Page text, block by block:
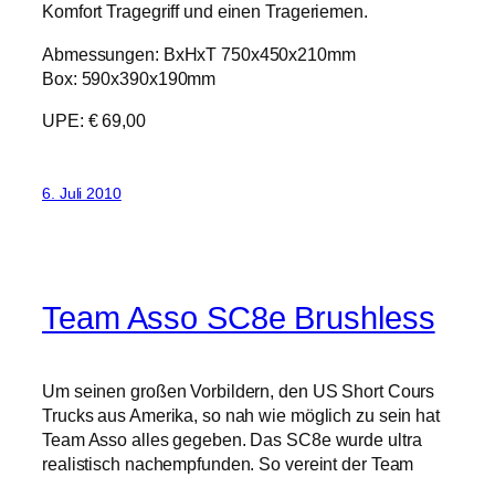
Komfort Tragegriff und einen Trageriemen.
Abmessungen: BxHxT 750x450x210mm
Box: 590x390x190mm
UPE: € 69,00
6. Juli 2010
Team Asso SC8e Brushless
Um seinen großen Vorbildern, den US Short Cours
Trucks aus Amerika, so nah wie möglich zu sein hat
Team Asso alles gegeben. Das SC8e wurde ultra
realistisch nachempfunden. So vereint der Team